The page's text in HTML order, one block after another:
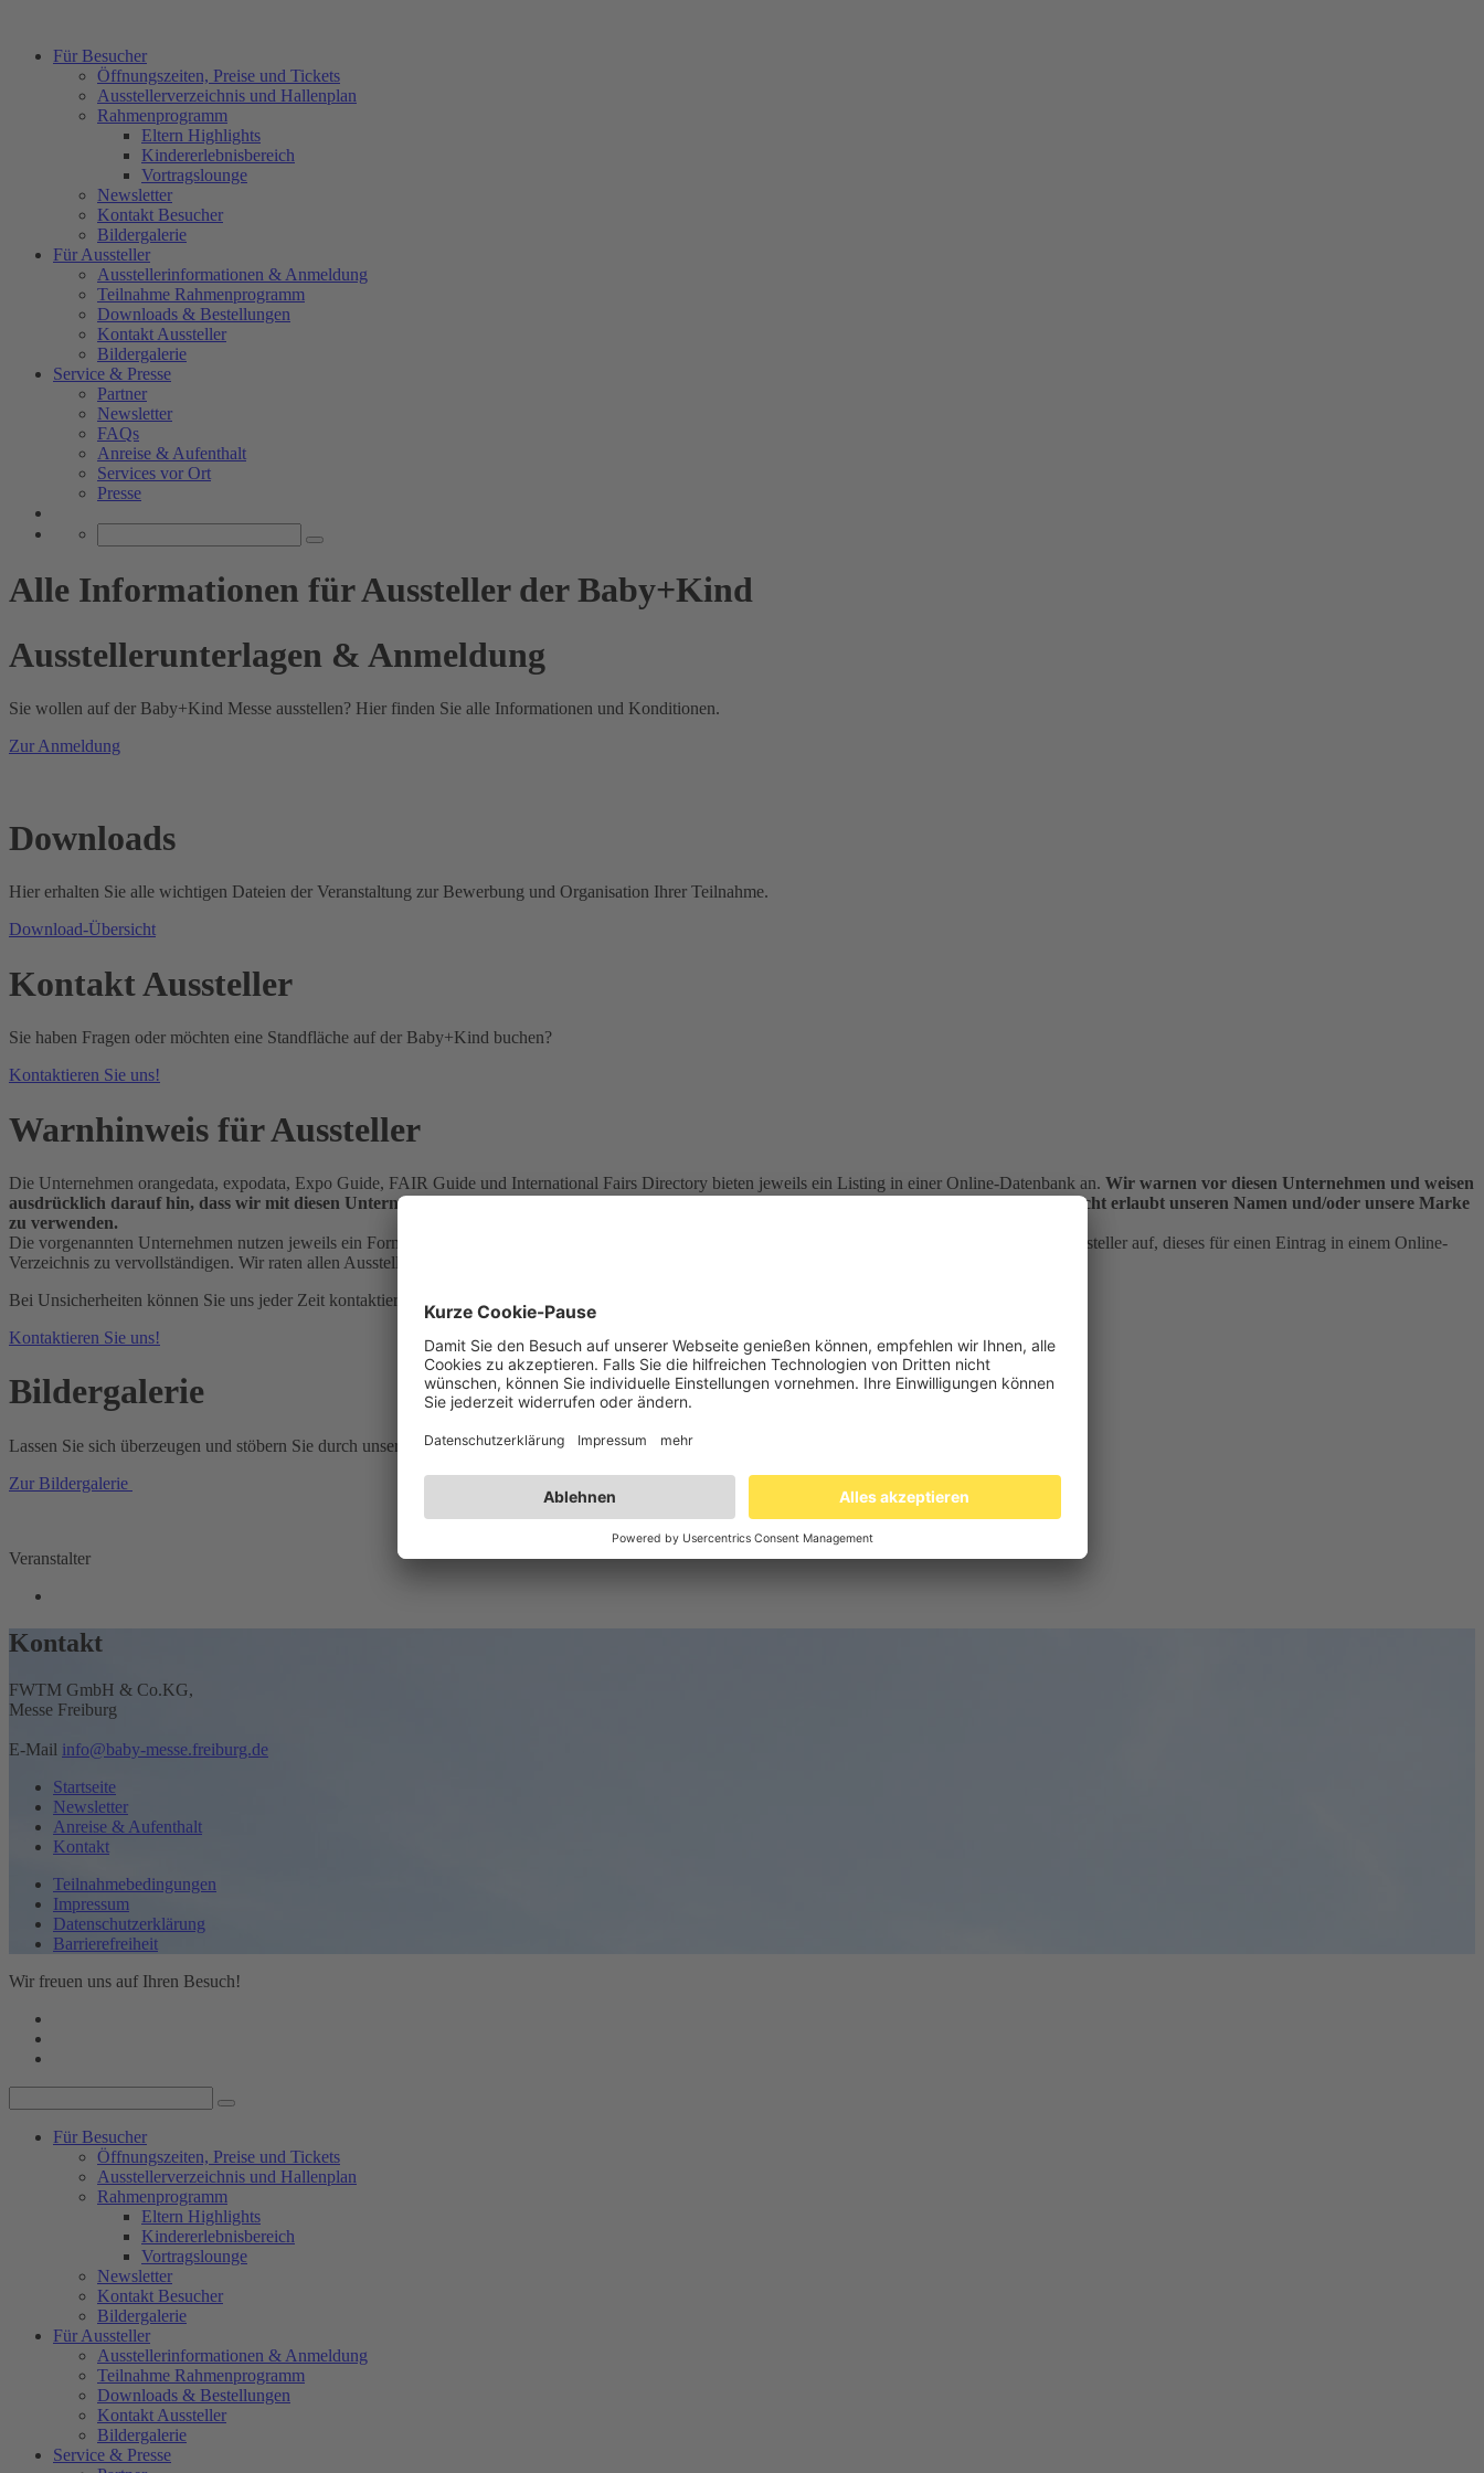
Für Besucher
Öffnungszeiten, Preise und Tickets
Ausstellerverzeichnis und Hallenplan
Rahmenprogramm
Eltern Highlights
Kindererlebnisbereich
Vortragslounge
Newsletter
Kontakt Besucher
Bildergalerie
Für Aussteller
Ausstellerinformationen & Anmeldung
Teilnahme Rahmenprogramm
Downloads & Bestellungen
Kontakt Aussteller
Bildergalerie
Service & Presse
Partner
Newsletter
FAQs
Anreise & Aufenthalt
Services vor Ort
Presse
Alle Informationen für Aussteller der Baby+Kind
Ausstellerunterlagen & Anmeldung
Sie wollen auf der Baby+Kind Messe ausstellen? Hier finden Sie alle Informationen und Konditionen.
Zur Anmeldung
Downloads
Hier erhalten Sie alle wichtigen Dateien der Veranstaltung zur Bewerbung und Organisation Ihrer Teilnahme.
Download-Übersicht
Kontakt Aussteller
Sie haben Fragen oder möchten eine Standfläche auf der Baby+Kind buchen?
Kontaktieren Sie uns!
Warnhinweis für Aussteller
Die Unternehmen orangedata, expodata, Expo Guide, FAIR Guide und International Fairs Directory bieten jeweils ein Listing in einer Online-Datenbank an. Wir warnen vor diesen Unternehmen und weisen
ausdrücklich darauf hin, dass wir mit diesen Unternehmen keinerlei Geschäftsbeziehung unterhalten! Zudem haben wir diesen Unternehmen nicht erlaubt unseren Namen und/oder unsere Marke
zu verwenden.
Die vorgenannten Unternehmen nutzen jeweils ein Formular, das dem Formular für den Katalogeintrag vieler Messeveranstalter ähnelt und fordern die Aussteller auf, dieses für einen Eintrag in einem Online-
Verzeichnis zu vervollständigen. Wir raten allen Ausstellern im Umgang mit diesen Unternehmen
Bei Unsicherheiten können Sie uns jeder Zeit kontaktieren.
Kontaktieren Sie uns!
Bildergalerie
Lassen Sie sich überzeugen und stöbern Sie durch unsere Bildergalerie!
Zur Bildergalerie
Veranstalter
Kontakt
FWTM GmbH & Co.KG,
Messe Freiburg
E-Mail info@baby-messe.freiburg.de
Startseite
Newsletter
Anreise & Aufenthalt
Kontakt
Teilnahmebedingungen
Impressum
Datenschutzerklärung
Barrierefreiheit
Wir freuen uns auf Ihren Besuch!
Für Besucher
Öffnungszeiten, Preise und Tickets
Ausstellerverzeichnis und Hallenplan
Rahmenprogramm
Eltern Highlights
Kindererlebnisbereich
Vortragslounge
Newsletter
Kontakt Besucher
Bildergalerie
Für Aussteller
Ausstellerinformationen & Anmeldung
Teilnahme Rahmenprogramm
Downloads & Bestellungen
Kontakt Aussteller
Bildergalerie
Service & Presse